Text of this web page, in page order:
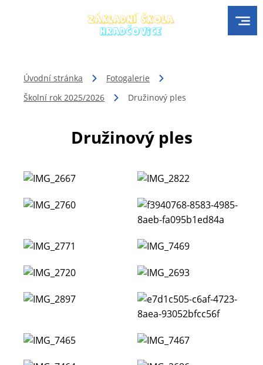
Úvodní stránka
Fotogalerie
Školní rok 2025/2026
Družinový ples
Družinový ples